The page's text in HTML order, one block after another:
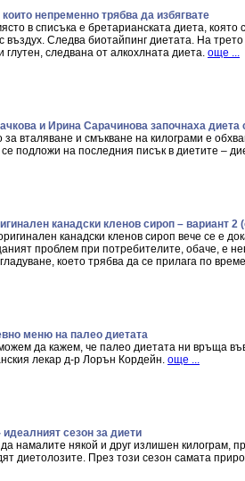
които непременно трябва да избягвате
в списъка е бретарианската диета, която
въздух. Следва биотайпинг диетата. На
следвана от алкохлната диета. още ...
и Ирина Сарачинова започнаха диета
вталяване и смъкване на килограми е
подложи на последния писък в диетите –
канадски кленов сироп – вариант 2
канадски кленов сироп вече се е
проблем при потребителите, обаче, е
което трябва да се прилага по
меню на палео диетата
да кажем, че палео диетата ни връща
лекар д-р Лорън Кордейн. още ...
идеалният сезон за диети
да намалите някой и друг излишен килограм,
диетолозите. През този сезон самата